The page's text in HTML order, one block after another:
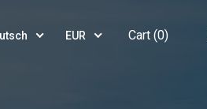
EUR Cart (0)